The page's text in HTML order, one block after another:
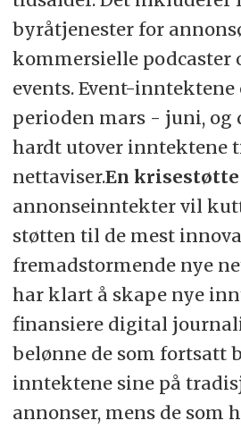
byråtjenester for
kommersielle podcaster
events. Event-
perioden mars - juni, og
hardt utover inntektene
nettaviser.En
annonseinntekter vil
støtten til de mest
fremadstormende nye
har klart å skape nye
finansiere digital
belønne de som fortsatt
inntektene sine på
annonser, mens de som